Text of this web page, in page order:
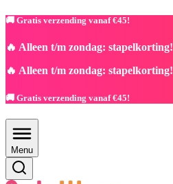
🚚 Gratis verzending vanaf €45!
🔥 Alleen t/m zondag: stapelkorting!
🔥 Alleen t/m zondag: stapelkorting!
🚚 Gratis verzending vanaf €45!
Menu